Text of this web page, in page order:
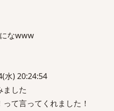
なwww
水) 20:24:54
ました
て言ってくれました！